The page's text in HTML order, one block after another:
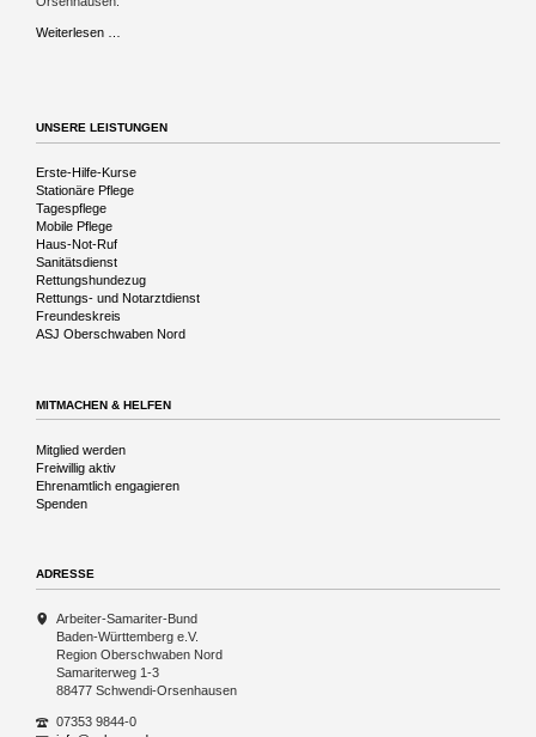
Weiterlesen …
UNSERE LEISTUNGEN
Navigation
überspringen
Erste-Hilfe-Kurse
Stationäre Pflege
Tagespflege
Mobile Pflege
Haus-Not-Ruf
Sanitätsdienst
Rettungshundezug
Rettungs- und Notarztdienst
Freundeskreis
ASJ Oberschwaben Nord
MITMACHEN & HELFEN
Navigation
überspringen
Mitglied werden
Freiwillig aktiv
Ehrenamtlich engagieren
Spenden
ADRESSE
Arbeiter-Samariter-Bund
Baden-Württemberg e.V.
Region Oberschwaben Nord
Samariterweg 1-3
88477 Schwendi-Orsenhausen
07353 9844-0